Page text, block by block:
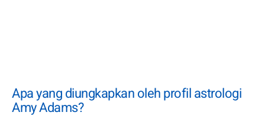
Apa yang diungkapkan oleh profil astrologi
Amy Adams?